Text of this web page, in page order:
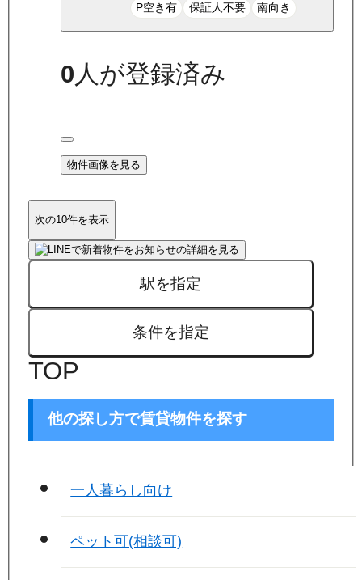
P空き有 保証人不要 南向き
0 人が登録済み
物件画像を見る
次の10件を表示
駅を指定
条件を指定
TOP
他の探し方で賃貸物件を探す
一人暮らし向け
ペット可(相談可)